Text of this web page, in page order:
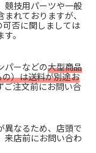
競技用パーツや一般
れておりますが、
可否に関しましては
。
パーなどの大型商品
）は送料が別途お
ご注文前にお問い合
異なるため、店頭で
来店前にお問い合わ